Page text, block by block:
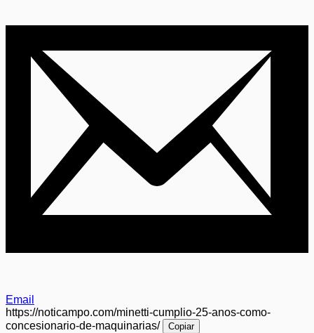
Email
https://noticampo.com/minetti-cumplio-25-anos-como-
concesionario-de-maquinarias/
Copiar